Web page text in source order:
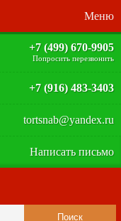
+7 (499) 670-9905
Попросить перезвонить
+7 (916) 483-3403
tortsnab@yandex.ru
Написать письмо